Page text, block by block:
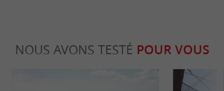
NOUS AVONS TESTÉ POUR VOUS